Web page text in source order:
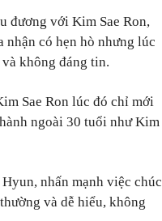
đương với Kim Sae Ron,
nhận có hẹn hò nhưng lúc
không đáng tin.
Sae Ron lúc đó chỉ mới
ngoài 30 tuổi như Kim
nhấn mạnh việc chúc
và dễ hiểu, không